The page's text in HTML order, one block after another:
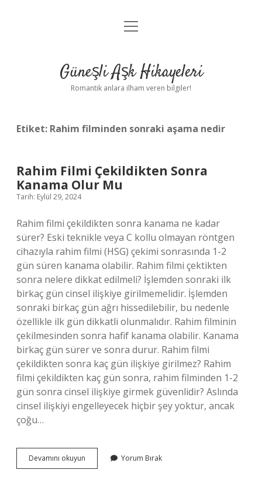
Anasayfa
Yasal Uyarı
menüyü
Güneşli Aşk Hikayeleri
Romantik anlara ilham veren bilgiler!
Etiket: Rahim filminden sonraki aşama nedir
Rahim Filmi Çekildikten Sonra
Kanama Olur Mu
Tarih: Eylül 29, 2024
Rahim filmi çekildikten sonra kanama ne kadar
sürer? Eski teknikle veya C kollu olmayan röntgen
cihazıyla rahim filmi (HSG) çekimi sonrasında 1-2
gün süren kanama olabilir. Rahim filmi çektikten
sonra nelere dikkat edilmeli? İşlemden sonraki ilk
birkaç gün cinsel ilişkiye girilmemelidir. İşlemden
sonraki birkaç gün ağrı hissedilebilir, bu nedenle
özellikle ilk gün dikkatli olunmalıdır. Rahim filminin
çekilmesinden sonra hafif kanama olabilir. Kanama
birkaç gün sürer ve sonra durur. Rahim filmi
çekildikten sonra kaç gün ilişkiye girilmez? Rahim
filmi çekildikten kaç gün sonra, rahim filminden 1-2
gün sonra cinsel ilişkiye girmek güvenlidir? Aslında
cinsel ilişkiyi engelleyecek hiçbir şey yoktur, ancak
çoğu…
Devamını okuyun
Filmi
Yorum Bırak